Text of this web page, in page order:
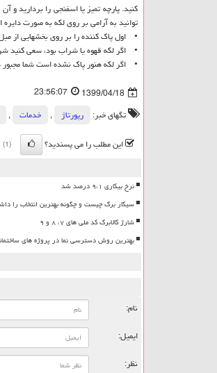
کنید. پارچه تمیز یا اسفنجی را بردارید
توانید به آرامی بر روی لکه به صورت
• اول پاک کننده را بر روی بخشهایی از
• اگر لکه قهوه یا شراب بود، سعی کنید
• اگر لکه هنور پاک نشده است شما مجبور
1399/04/18
23:56:07
تگهای خبر:
رپورتاژ , خدمات ,
این مطلب را می پسندید؟
(1)
نرخ بیکاری ۹،۱ درصد شد
سیگار برگ چیست و چگونه بهترین انتخاب را
شارژ کالابرگ کد ملی های ۷، ۸ و ۹
بهترین روش دسترسی نما در پروژه های
نام:
ایمیل:
نظر: